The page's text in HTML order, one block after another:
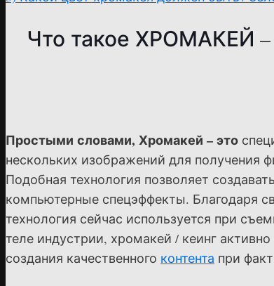
Что такое ХРОМАКЕЙ
Простыми словами, Хромакей – это
нескольких изображений для получения
Подобная технология позволяет
компьютерные спецэффекты. Благодаря
технология сейчас используется при
теле индустрии, хромакей / кеинг
создания качественного контента при